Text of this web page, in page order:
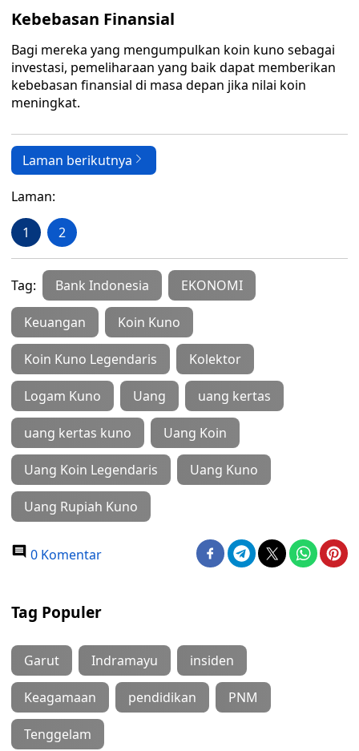
Kebebasan Finansial
Bagi mereka yang mengumpulkan koin kuno sebagai
investasi, pemeliharaan yang baik dapat memberikan
kebebasan finansial di masa depan jika nilai koin
meningkat.
Laman berikutnya
Laman:
1 2
Tag: Bank Indonesia EKONOMI
Keuangan Koin Kuno
Koin Kuno Legendaris Kolektor
Logam Kuno Uang uang kertas
uang kertas kuno Uang Koin
Uang Koin Legendaris Uang Kuno
Uang Rupiah Kuno
0 Komentar
Tag Populer
Garut Indramayu insiden
Keagamaan pendidikan PNM
Tenggelam